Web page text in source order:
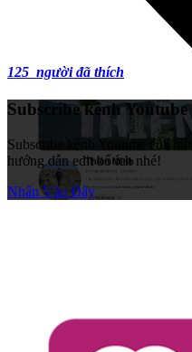
125 người đã thích
Subscribe kênh
Subscribe kênh Youtube của
hướng dẫn edit bổ ích nhé!
Nhấn Vào Đây